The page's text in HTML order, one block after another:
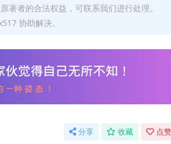
著者的合法权益，可联系我们进行处理。
协助解决。
分享 收藏 点